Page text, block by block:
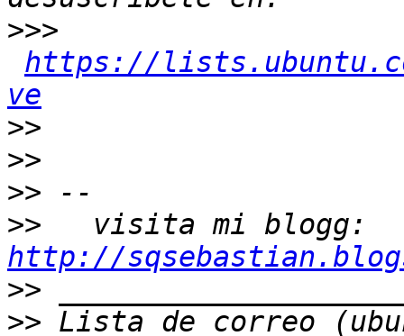
>>>
https://
ve
>>
>>
>>
>>
http://
>>
>>